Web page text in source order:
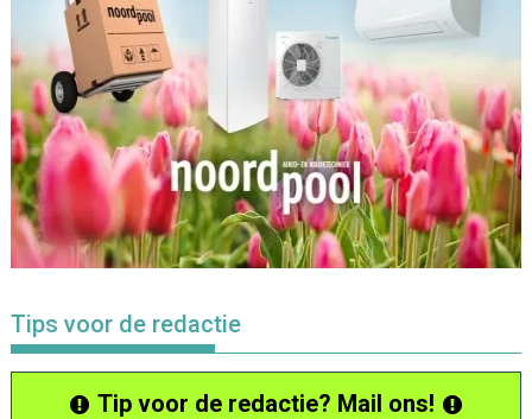
Tips voor de redactie
Tip voor de redactie? Mail ons!